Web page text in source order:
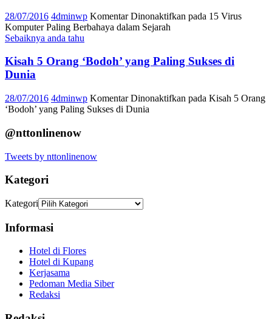
28/07/2016 4dminwp Komentar Dinonaktifkan pada 15 Virus
Komputer Paling Berbahaya dalam Sejarah
Sebaiknya anda tahu
Kisah 5 Orang ‘Bodoh’ yang Paling Sukses di
Dunia
28/07/2016 4dminwp Komentar Dinonaktifkan pada Kisah 5 Orang
‘Bodoh’ yang Paling Sukses di Dunia
@nttonlinenow
Tweets by nttonlinenow
Kategori
Kategori
Informasi
Hotel di Flores
Hotel di Kupang
Kerjasama
Pedoman Media Siber
Redaksi